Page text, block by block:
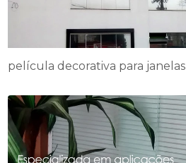
película decorativa para janelas